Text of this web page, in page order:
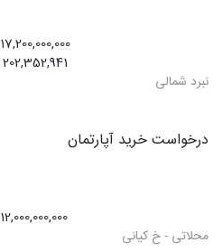
17,200,000,000
202,352,941
نبرد شمالی
درخواست خرید آپارتمان
12,000,000,000
محلاتی - خ کیانی